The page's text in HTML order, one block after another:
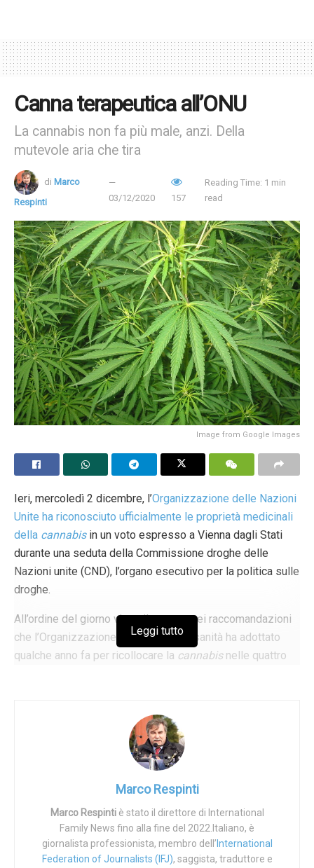
Canna terapeutica all’ONU
La cannabis non fa più male, anzi. Della
mutevole aria che tira
di Marco
Respinti
03/12/2020 157
Reading Time: 1 min
read
Image from Google Images
Ieri, mercoledì 2 dicembre, l’Organizzazione delle Nazioni
Unite ha riconosciuto ufficialmente le proprietà medicinali
della cannabisin un voto espresso a Vienna dagli Stati
durante una seduta della Commissione droghe delle
Nazioni unite (CND), l’organo esecutivo per la politica sulle
droghe.
All’ordine del giorno vi era il voto su sei raccomandazioni
che l’Organizzazione mondiale della sanità ha adottato
qualche anno fa per ricollocare la cannabisnelle quattro
quindi e esce, scomparendo dalla tabella 4,
quelle delle sostanze più pericolose. Perché, dicono
adesso, ha impieghi terapeutici,ergo
Basta che qualcuno lo decida a maggioranza, che qualcuno
unga le ruote e che qualche potente sorrida.
Si dice e si ripete che la decisione è maturata sulla base
della letteratura scientifica. Curioso, questo utilizzo
Leggi tutto
Marco Respinti
Marco Respintiè stato il direttore di International
Family News fino alla fine del 2022.Italiano, è
giornalista professionista, membro dell’ International
Federation of Journalists (IFJ), saggista, traduttore e